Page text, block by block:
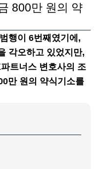
800만 원의 약
행이 6번째였기에,
각오하고 있었지만,
트너스 변호사의 조
만 원의 약식기소를